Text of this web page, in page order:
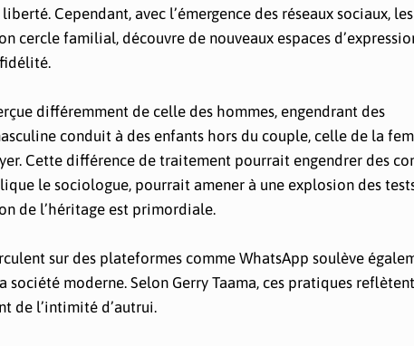
Cependant, avec l’émergence des réseaux sociaux,
cercle familial, découvre de nouveaux espaces
différemment de celle des hommes, engendrant des
conduit à des enfants hors du couple, celle de la
Cette différence de traitement pourrait engendrer des
le sociologue, pourrait amener à une explosion des
de l’héritage est primordiale.
sur des plateformes comme WhatsApp soulève
moderne. Selon Gerry Taama, ces pratiques
de l’intimité d’autrui.